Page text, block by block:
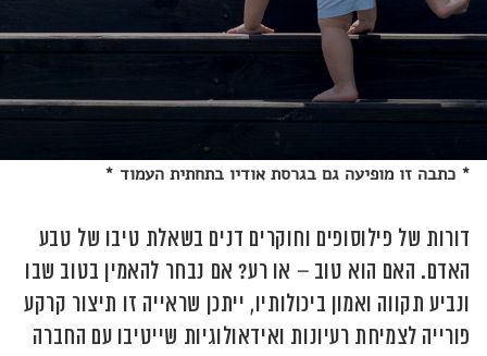
* כתבה זו מופיעה גם בגרסת אודיו בתחתית העמוד *
דורות של פילוסופים וחוקרים דנים בשאלת טיבו של טבע
האדם. האם הוא טוב – או רע? אם נבחר להאמין בטוב שבו
ונביע תקווה ואמון ביכולותיו, ייתכן שראייה זו תיצור קרקע
פורייה לצמיחת רעיונות ואידאולוגיות שייטיבו עם החברה